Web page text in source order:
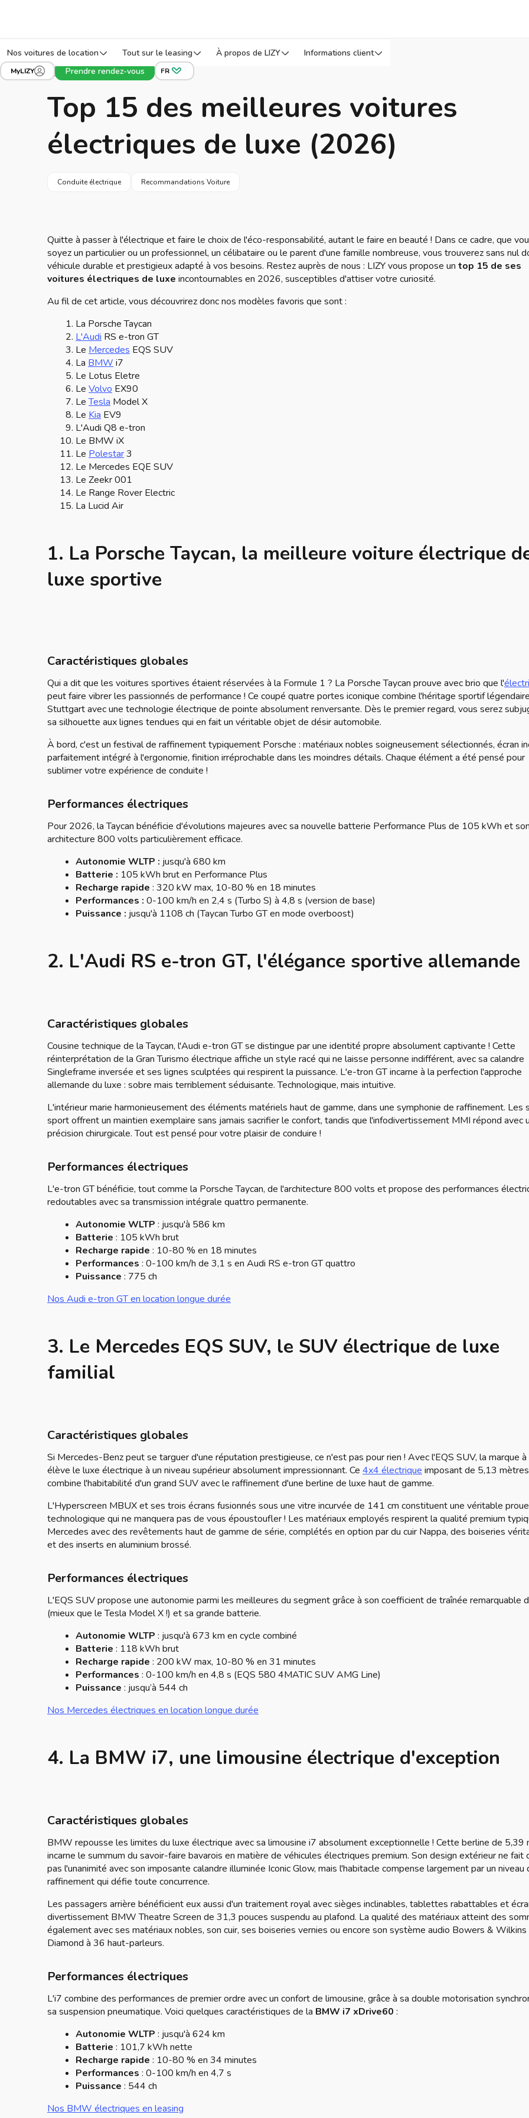
Nos voitures de location Tout sur le leasing À propos de LIZY Informations client
MyLIZY Prendre rendez-vous FR
Leasing voiture Blog
Top 15 des meilleures voitures
électriques de luxe (2026)
Conduite électrique Recommandations Voiture
Quitte à passer à l'électrique et faire le choix de l'éco-responsabilité, autant le faire en beauté ! Dans ce cadre, que
soyez un particulier ou un professionnel, un célibataire ou le parent d'une famille nombreuse, vous trouverez sans nul
véhicule durable et prestigieux adapté à vos besoins. Restez auprès de nous : LIZY vous propose un top 15 de ses
voitures électriques de luxe incontournables en 2026, susceptibles d'attiser votre curiosité.
Au fil de cet article, vous découvrirez donc nos modèles favoris que sont :
La Porsche Taycan
L'Audi RS e-tron GT
Le Mercedes EQS SUV
La BMW i7
Le Lotus Eletre
Le Volvo EX90
LeTesla Model X
Le Kia EV9
L'Audi Q8 e-tron
Le BMW iX
Le Polestar3
Le Mercedes EQE SUV
Le Zeekr 001
Le Range Rover Electric
La Lucid Air
1. La Porsche Taycan, la meilleure voiture électrique
luxe sportive
Caractéristiques globales
Qui a dit que les voitures sportives étaient réservées à la Formule 1 ? La Porsche Taycan prouve avec brio que l'
peut faire vibrer les passionnés de performance ! Ce coupé quatre portes iconique combine l'héritage sportif
Stuttgart avec une technologie électrique de pointe absolument renversante. Dès le premier regard, vous serez
sa silhouette aux lignes tendues qui en fait un véritable objet de désir automobile.
À bord, c'est un festival de raffinement typiquement Porsche : matériaux nobles soigneusement sélectionnés, écran
parfaitement intégré à l'ergonomie, finition irréprochable dans les moindres détails. Chaque élément a été pensé pour
sublimer votre expérience de conduite !
Performances électriques
Pour 2026, la Taycan bénéficie d'évolutions majeures avec sa nouvelle batterie Performance Plus de 105 kWh et
architecture 800 volts particulièrement efficace.
Autonomie WLTP : jusqu'à 680 km
Batterie : 105 kWh brut en Performance Plus
Recharge rapide : 320 kW max, 10-80 % en 18 minutes
Performances : 0-100 km/h en 2,4 s (Turbo S) à 4,8 s (version de base)
Puissance : jusqu'à 1108 ch (Taycan Turbo GT en mode overboost)
2. L'Audi RS e-tron GT, l'élégance sportive allemande
Caractéristiques globales
Cousine technique de la Taycan, l'Audi e-tron GT se distingue par une identité propre absolument captivante ! Cette
réinterprétation de la Gran Turismo électrique affiche un style racé qui ne laisse personne indifférent, avec sa calandre
Singleframe inversée et ses lignes sculptées qui respirent la puissance. L'e-tron GT incarne à la perfection l'approche
allemande du luxe : sobre mais terriblement séduisante. Technologique, mais intuitive.
L'intérieur marie harmonieusement des éléments matériels haut de gamme, dans une symphonie de raffinement. Les
sport offrent un maintien exemplaire sans jamais sacrifier le confort, tandis que l'infodivertissement MMI répond avec
précision chirurgicale. Tout est pensé pour votre plaisir de conduire !
Performances électriques
L'e-tron GT bénéficie, tout comme la Porsche Taycan, de l'architecture 800 volts et propose des performances
redoutables avec sa transmission intégrale quattro permanente.
Autonomie WLTP : jusqu'à 586 km
Batterie : 105 kWh brut
Recharge rapide : 10-80 % en 18 minutes
Performances : 0-100 km/h de 3,1 s en Audi RS e-tron GT quattro
Puissance : 775 ch
Nos Audi e-tron GT en location longue durée
3. Le Mercedes EQS SUV, le SUV électrique de luxe
familial
Caractéristiques globales
Si Mercedes-Benz peut se targuer d'une réputation prestigieuse, ce n'est pas pour rien ! Avec l'EQS SUV, la marque
élève le luxe électrique à un niveau supérieur absolument impressionnant. Ce 4x4 électrique imposant de 5,13 mètres
combine l'habitabilité d'un grand SUV avec le raffinement d'une berline de luxe haut de gamme.
L'Hyperscreen MBUX et ses trois écrans fusionnés sous une vitre incurvée de 141 cm constituent une véritable
technologique qui ne manquera pas de vous époustoufler ! Les matériaux employés respirent la qualité premium
Mercedes avec des revêtements haut de gamme de série, complétés en option par du cuir Nappa, des boiseries
et des inserts en aluminium brossé.
Performances électriques
L'EQS SUV propose une autonomie parmi les meilleures du segment grâce à son coefficient de traînée remarquable
(mieux que le Tesla Model X !) et sa grande batterie.
Autonomie WLTP : jusqu'à 673 km en cycle combiné
Batterie : 118 kWh brut
Recharge rapide : 200 kW max, 10-80 % en 31 minutes
Performances : 0-100 km/h en 4,8 s (EQS 580 4MATIC SUV AMG Line)
Puissance : jusqu’à 544 ch
Nos Mercedes électriques en location longue durée
4. La BMW i7, une limousine électrique d'exception
Caractéristiques globales
BMW repousse les limites du luxe électrique avec sa limousine i7 absolument exceptionnelle ! Cette berline de 5,39
incarne le summum du savoir-faire bavarois en matière de véhicules électriques premium. Son design extérieur ne fait
pas l'unanimité avec son imposante calandre illuminée Iconic Glow, mais l'habitacle compense largement par un niveau
raffinement qui défie toute concurrence.
Les passagers arrière bénéficient eux aussi d'un traitement royal avec sièges inclinables, tablettes rabattables et
divertissement BMW Theatre Screen de 31,3 pouces suspendu au plafond. La qualité des matériaux atteint des
également avec ses matériaux nobles, son cuir, ses boiseries vernies ou encore son système audio Bowers & Wilkins
Diamond à 36 haut-parleurs.
Performances électriques
L'i7 combine des performances de premier ordre avec un confort de limousine, grâce à sa double motorisation
sa suspension pneumatique. Voici quelques caractéristiques de la BMW i7 xDrive60 :
Autonomie WLTP : jusqu'à 624 km
Batterie : 101,7 kWh nette
Recharge rapide : 10-80 % en 34 minutes
Performances : 0-100 km/h en 4,7 s
Puissance : 544 ch
Nos BMW électriques en leasing